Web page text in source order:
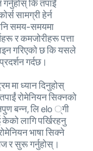
कि तपाईं
सामग्री हेर्न
समय-समयमा
र कमजोरीहरू पत्ता
गरिएको छ कि यसले
गर्दछ।
मा ध्यान दिनुहोस्
रोमेनियन सिक्नको
बन्न, लि elo ्गी
केको लागि पर्खिरहनु
भाषा सिक्ने
र सुरू गर्नुहोस्।